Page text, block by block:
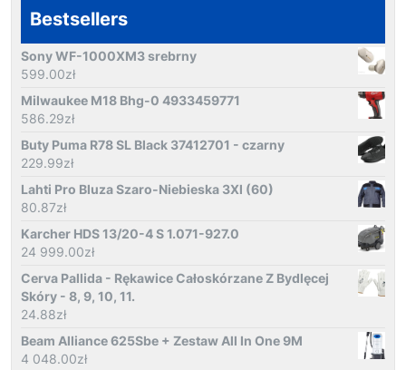
Bestsellers
Sony WF-1000XM3 srebrny
599.00zł
Milwaukee M18 Bhg-0 4933459771
586.29zł
Buty Puma R78 SL Black 37412701 - czarny
229.99zł
Lahti Pro Bluza Szaro-Niebieska 3Xl (60)
80.87zł
Karcher HDS 13/20-4 S 1.071-927.0
24 999.00zł
Cerva Pallida - Rękawice Całoskórzane Z Bydlęcej
Skóry - 8, 9, 10, 11.
24.88zł
Beam Alliance 625Sbe + Zestaw All In One 9M
4 048.00zł